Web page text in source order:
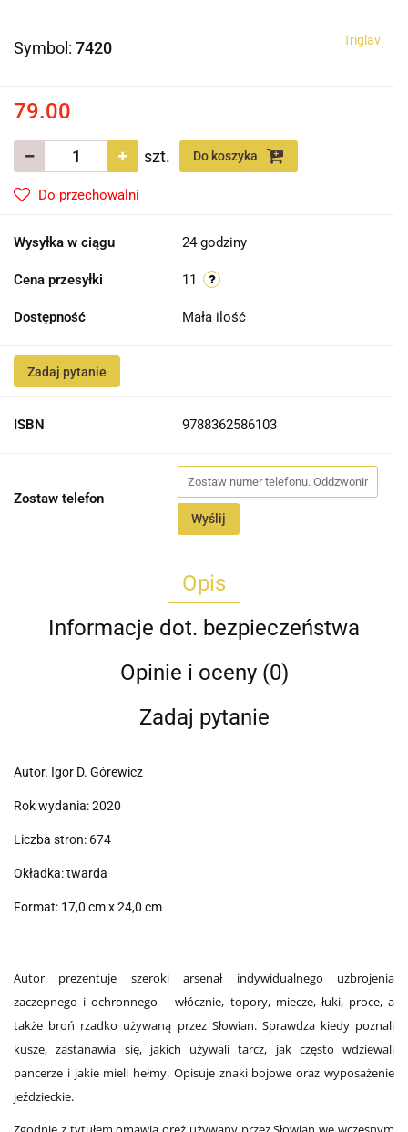
Symbol: 7420 Triglav
79.00
szt. Do koszyka
Do przechowalni
Wysyłka w ciągu 24 godziny
Cena przesyłki 11
Dostępność Mała ilość
Zadaj pytanie
ISBN 9788362586103
Zostaw telefon
Wyślij
Opis
Informacje dot. bezpieczeństwa
Opinie i oceny (0)
Zadaj pytanie
Autor. Igor D. Górewicz
Rok wydania: 2020
Liczba stron: 674
Okładka: twarda
Format: 17,0 cm x 24,0 cm
Autor prezentuje szeroki arsenał indywidualnego uzbrojenia
zaczepnego i ochronnego – włócznie, topory, miecze, łuki, proce, a
także broń rzadko używaną przez Słowian. Sprawdza kiedy poznali
kusze, zastanawia się, jakich używali tarcz, jak często wdziewali
pancerze i jakie mieli hełmy. Opisuje znaki bojowe oraz wyposażenie
jeździeckie.